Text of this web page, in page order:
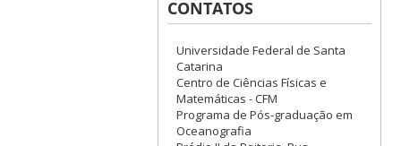
CONTATOS
Universidade Federal de Santa
Catarina
Centro de Ciências Físicas e
Matemáticas - CFM
Programa de Pós-graduação em
Oceanografia